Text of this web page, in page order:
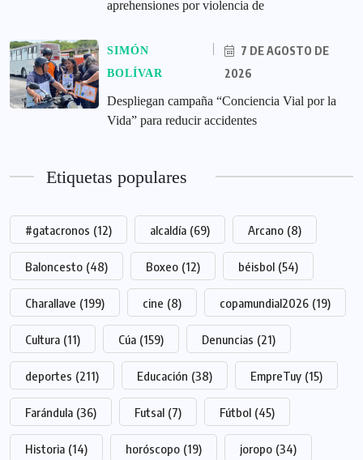
aprehensiones por violencia de
SIMÓN
BOLÍVAR
7 DE AGOSTO DE
2026
‎Despliegan campaña “Conciencia Vial por la
Vida” para reducir accidentes
Etiquetas populares
#gatacronos (12) alcaldía (69) Arcano (8)
Baloncesto (48) Boxeo (12) béisbol (54)
Charallave (199) cine (8) copamundial2026 (19)
Cultura (11) Cúa (159) Denuncias (21)
deportes (211) Educación (38) EmpreTuy (15)
Farándula (36) Futsal (7) Fútbol (45)
Historia (14) horóscopo (19) joropo (34)